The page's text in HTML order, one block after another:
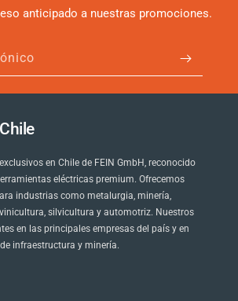
anticipado a nuestras promociones.
en Chile de FEIN GmbH, reconocido
eléctricas premium. Ofrecemos
industrias como metalurgia, minería,
silvicultura y automotriz. Nuestros
en las principales empresas del país y en
infraestructura y minería.